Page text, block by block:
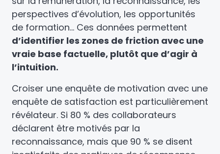
perspectives d’évolution, les opportunités
de formation… Ces données permettent
d’identifier les zones de friction avec une
vraie base factuelle, plutôt que d’agir à
l’intuition.
Croiser une enquête de motivation avec une
enquête de satisfaction est particulièrement
révélateur. Si 80 % des collaborateurs
déclarent être motivés par la
reconnaissance, mais que 90 % se disent